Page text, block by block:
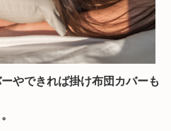
やできれば掛け布団カバーも